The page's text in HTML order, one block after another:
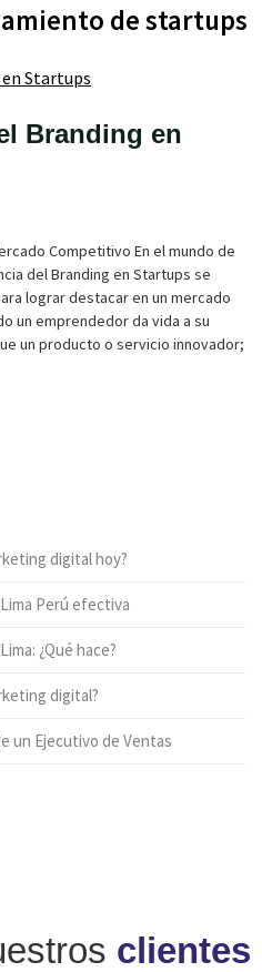
de startups
Branding en
Competitivo En el mundo de
del Branding en Startups se
lograr destacar en un mercado
un emprendedor da vida a su
un producto o servicio innovador;
digital hoy?
Perú efectiva
¿Qué hace?
digital?
un Ejecutivo de Ventas
clientes